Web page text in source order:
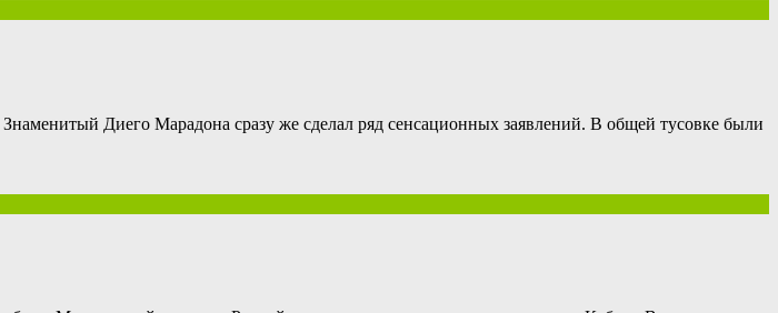
Диего Марадона сразу же сделал ряд сенсационных заявлений. В общей тусовке были